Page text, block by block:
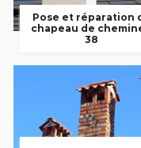
Pose et réparation
chapeau de
38